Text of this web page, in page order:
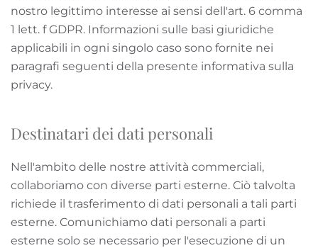
nostro legittimo interesse ai sensi dell'art. 6 comma
1 lett. f GDPR. Informazioni sulle basi giuridiche
applicabili in ogni singolo caso sono fornite nei
paragrafi seguenti della presente informativa sulla
privacy.
Destinatari dei dati personali
Nell'ambito delle nostre attività commerciali,
collaboriamo con diverse parti esterne. Ciò talvolta
richiede il trasferimento di dati personali a tali parti
esterne. Comunichiamo dati personali a parti
esterne solo se necessario per l'esecuzione di un